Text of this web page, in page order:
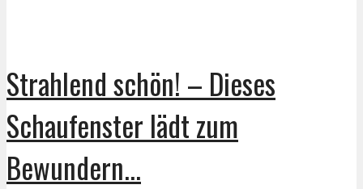
Strahlend schön! – Dieses
Schaufenster lädt zum
Bewundern...